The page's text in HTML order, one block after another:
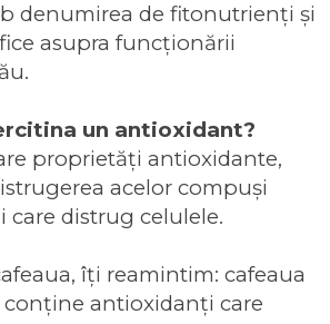
denumirea de fitonutrienți și
asupra funcționării
un antioxidant?
proprietăți antioxidante,
acelor compuși
distrug celulele.
îți reamintim: cafeaua
conține antioxidanți care